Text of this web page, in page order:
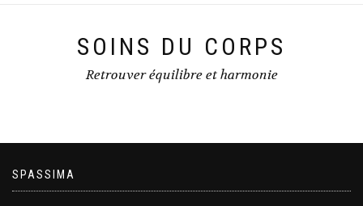
SOINS DU CORPS
Retrouver équilibre et harmonie
SPASSIMA